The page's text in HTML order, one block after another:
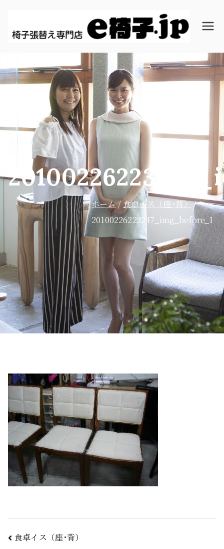
椅子
え専
門店│
椅子・
ソファ
ーの張
替え、
オン・
デマン
ド）大
阪 京
都 神
戸まで
ホーム
食卓イス（座･背）
20100226223247_img_before_1
食卓イス（座･背）